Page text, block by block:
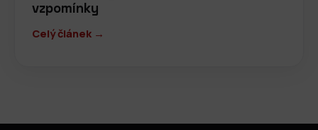
vzpomínky
Celý článek →